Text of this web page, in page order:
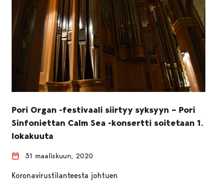
Pori Organ -festivaali siirtyy syksyyn – Pori
Sinfoniettan Calm Sea -konsertti soitetaan 1.
lokakuuta
31 maaliskuun, 2020
Koronavirustilanteesta johtuen